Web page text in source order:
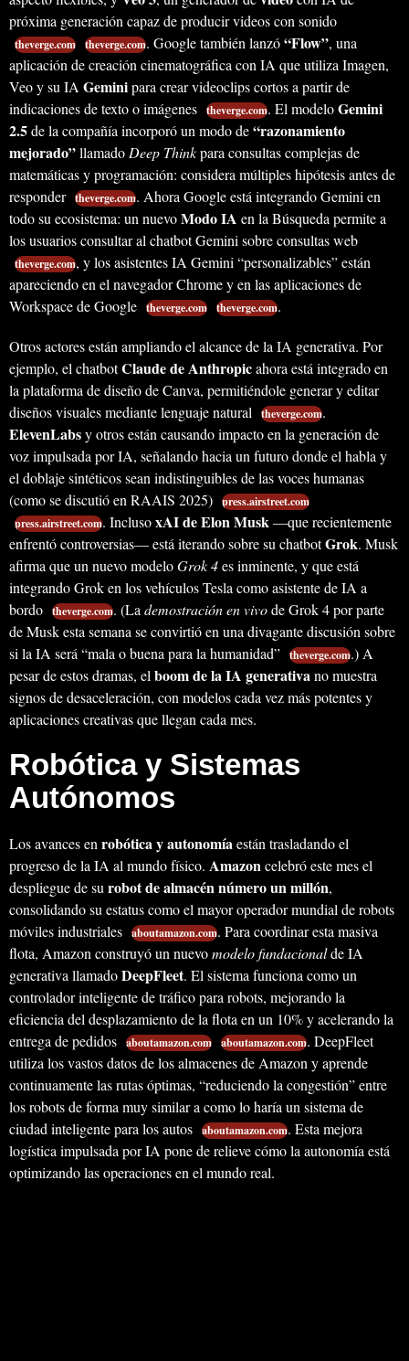
próxima generación capaz de producir videos con sonido
theverge.com theverge.com. Google también lanzó“Flow”, una
aplicación de creación cinematográfica con IA que utiliza Imagen,
Veo y su IA Geminipara crear videoclips cortos a partir de
indicaciones de texto o imágenes theverge.com. El modeloGemini
2.5de la compañía incorporó un modo de“razonamiento
mejorado”llamado Deep Thinkpara consultas complejas de
matemáticas y programación: considera múltiples hipótesis antes de
responder theverge.com. Ahora Google está integrando Gemini en
todo su ecosistema: un nuevoModo IA en la Búsqueda permite a
los usuarios consultar al chatbot Gemini sobre consultas web
theverge.com, y los asistentes IA Gemini “personalizables” están
apareciendo en el navegador Chrome y en las aplicaciones de
Workspace de Google theverge.com theverge.com.
Otros actores están ampliando el alcance de la IA generativa. Por
ejemplo, el chatbotClaude de Anthropicahora está integrado en
la plataforma de diseño de Canva, permitiéndole generar y editar
diseños visuales mediante lenguaje natural
theverge.com.
ElevenLabsy otros están causando impacto en la generación de
voz impulsada por IA, señalando hacia un futuro donde el habla y
el doblaje sintéticos sean indistinguibles de las voces humanas
(como se discutió en RAAIS 2025) press.airstreet.com
press.airstreet.com. InclusoxAI de Elon Musk—que recientemente
enfrentó controversias— está iterando sobre su chatbotGrok. Musk
afirma que un nuevo modeloGrok 4es inminente, y que está
integrando Grok en los vehículos Tesla como asistente de IA a
bordo theverge.com. (La demostración en vivode Grok 4 por parte
de Musk esta semana se convirtió en una divagante discusión sobre
si la IA será “mala o buena para la humanidad” theverge.com.) A
pesar de estos dramas, el boom de la IA generativano muestra
signos de desaceleración, con modelos cada vez más potentes y
aplicaciones creativas que llegan cada mes.
Robótica y Sistemas
Autónomos
Los avances en robótica y autonomíaestán trasladando el
progreso de la IA al mundo físico. Amazoncelebró este mes el
despliegue de su robot de almacén número un millón,
consolidando su estatus como el mayor operador mundial de robots
móviles industriales aboutamazon.com. Para coordinar esta masiva
flota, Amazon construyó un nuevomodelo fundacionalde IA
generativa llamadoDeepFleet. El sistema funciona como un
controlador inteligente de tráfico para robots, mejorando la
eficiencia del desplazamiento de la flota en un 10% y acelerando la
entrega de pedidos aboutamazon.com aboutamazon.com. DeepFleet
utiliza los vastos datos de los almacenes de Amazon y aprende
continuamente las rutas óptimas, “reduciendo la congestión” entre
los robots de forma muy similar a como lo haría un sistema de
ciudad inteligente para los autos aboutamazon.com. Esta mejora
logística impulsada por IA pone de relieve cómo la autonomía está
optimizando las operaciones en el mundo real.